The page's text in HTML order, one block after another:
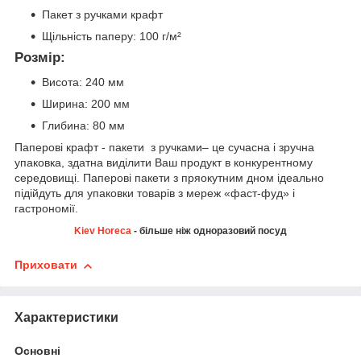
Пакет з ручками крафт
Щільність паперу: 100 г/м²
Розмір:
Висота: 240 мм
Ширина: 200 мм
Глибина: 80 мм
Паперові крафт - пакети з ручками– це сучасна і зручна
упаковка, здатна виділити Ваш продукт в конкурентному
середовищі. Паперові пакети з пряокутним дном ідеально
підійдуть для упаковки товарів з мереж «фаст-фуд» і
гастрономії.
Kiev Horeca - більше ніж одноразовий посуд
Приховати
Характеристики
Основні